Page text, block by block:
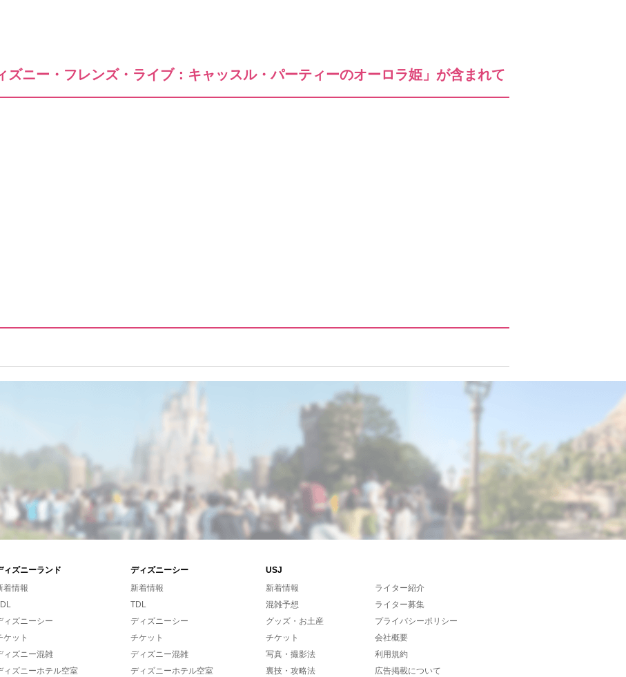
ズニー・フレンズ・ライブ：キャッスル・パーティーのオーロラ姫」が含まれて
ィズニーランド ディズニーシー
USJ
着情報
ィズニーシー
ケット
ィズニー混雑
ィズニーホテル空室
新着情報
TDL
ディズニーシー
チケット
ディズニー混雑
ディズニーホテル空室
新着情報
混雑予想
グッズ・お土産
チケット
写真・撮影法
裏技・攻略法
ライター紹介
ライター募集
プライバシーポリシー
会社概要
利用規約
広告掲載について